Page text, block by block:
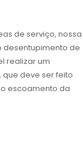
de serviço, nossa
de
realizar um
, que deve ser feito
escoamento da